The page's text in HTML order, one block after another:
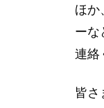
ほか
ーな
連絡
皆